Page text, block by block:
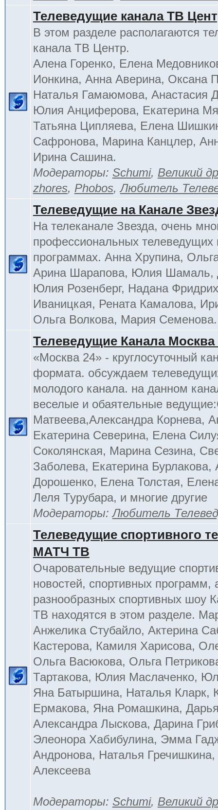
Телеведущие канала ТВ
В этом разделе располагаются
канала ТВ Центр.
Алена Горенко, Елена
Ионкина, Анна Аверина, Оксана
Наталья Гамаюмова, Анастасия
Юлия Анциферова, Екатерина
Татьяна Ципляева, Елена
Сафронова, Марина Канцлер,
Ирина Сашина.
Модераторы: Schumi, Великий
zhores, Phobos,Любитель
Телеведущие на Канале
На телеканале Звезда, очень
профессиональных телеведущих
программах. Анна Хрупина,
Арина Шарапова, Юлия Шамаль,
Юлия Розенберг, Надана
Иваницкая, Рената Камалова,
Ольга Волкова, Мария Семенова.
Телеведущие Канала Москва
«Москва 24» - круглосуточный
формата. обсуждаем
молодого канала. на данном
веселые и обаятельные
Матвеева,Александра Корнева,
Екатерина Северина, Елена
Соколянская, Марина Сезина,
Заболева, Екатерина Бурлакова,
Дорошенко, Елена Толстая,
Леля Турубара, и многие другие
Модераторы:Любитель
Телеведущие спортивного
МАТЧ ТВ
Очаровательные ведущие
новостей, спортивных программ,
разнообразных спортивных шоу
ТВ находятся в этом разделе.
Анжелика Стубайло, Актерина
Кастерова, Камиля Харисова,
Ольга Васюкова, Ольга
Тартакова, Юлия Маслаченко,
Яна Батыршина, Наталья Кларк,
Ермакова, Яна Ромашкина,
Александра Лыскова, Дарина
Элеонора Хабибулина, Эмма
Андронова, Наталья
Алексеева
Модераторы: Schumi, Великий